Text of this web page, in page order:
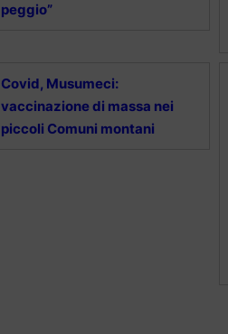
peggio”
Covid, Musumeci:
vaccinazione di massa nei
piccoli Comuni montani